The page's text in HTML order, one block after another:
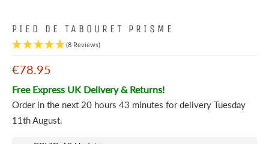
PIED DE TABOURET PRISME
(8 Reviews)
€78.95
Free Express UK Delivery & Returns!
Order in the next 20 hours 43 minutes for delivery Tuesday
11th August.